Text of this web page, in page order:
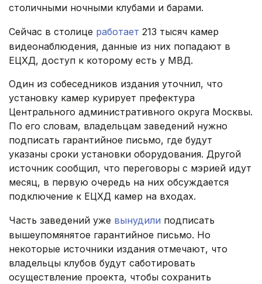
столичными ночными клубами и барами.
Сейчас в столице работает 213 тысяч камер
видеонаблюдения, данные из них попадают в
ЕЦХД, доступ к которому есть у МВД.
Один из собеседников издания уточнил, что
установку камер курирует префектура
Центрального административного округа Москвы.
По его словам, владельцам заведений нужно
подписать гарантийное письмо, где будут
указаны сроки установки оборудования. Другой
источник сообщил, что переговоры с мэрией идут
месяц, в первую очередь на них обсуждается
подключение к ЕЦХД камер на входах.
Часть заведений уже вынудили подписать
вышеупомянятое гарантийное письмо. Но
некоторые источники издания отмечают, что
владельцы клубов будут саботировать
осуществление проекта, чтобы сохранить